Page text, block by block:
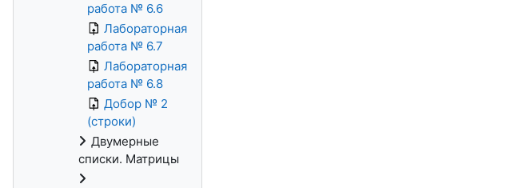
работа № 6.6
Лабораторная
работа № 6.7
Лабораторная
работа № 6.8
Добор № 2
(строки)
Двумерные
списки. Матрицы